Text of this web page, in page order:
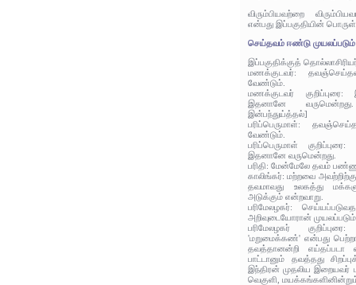
விரும்பியவற்றை
என்பது இப்பகுதியின்
செய்தவம் ஈண்டு
இப்பகுதிக்குத்
மணக்குடவர்:
வேண்டும்.
மணக்குடவர் குறிப்புரை:
இதனானே
இன்பந்துய்த்தல்]
பரிப்பெருமாள்:
வேண்டும்.
பரிப்பெருமாள்
இதனானே வருமென்றது.
பரிதி: மேன்மேலே தவம்
காலிங்கர்: மற்றவை
தவமாவது உலகத்து
அடுக்கும் என்றவாறு.
பரிமேலழகர்:
அறிவுடையோரான்
பரிமேலழகர்
'மறுமைக்கண்' என்பது
தவத்தானன்றி எய்தப்படா
பாட்டானும் தவத்தது
இந்திரன் முதலிய இறையவர்
வெகுளி,